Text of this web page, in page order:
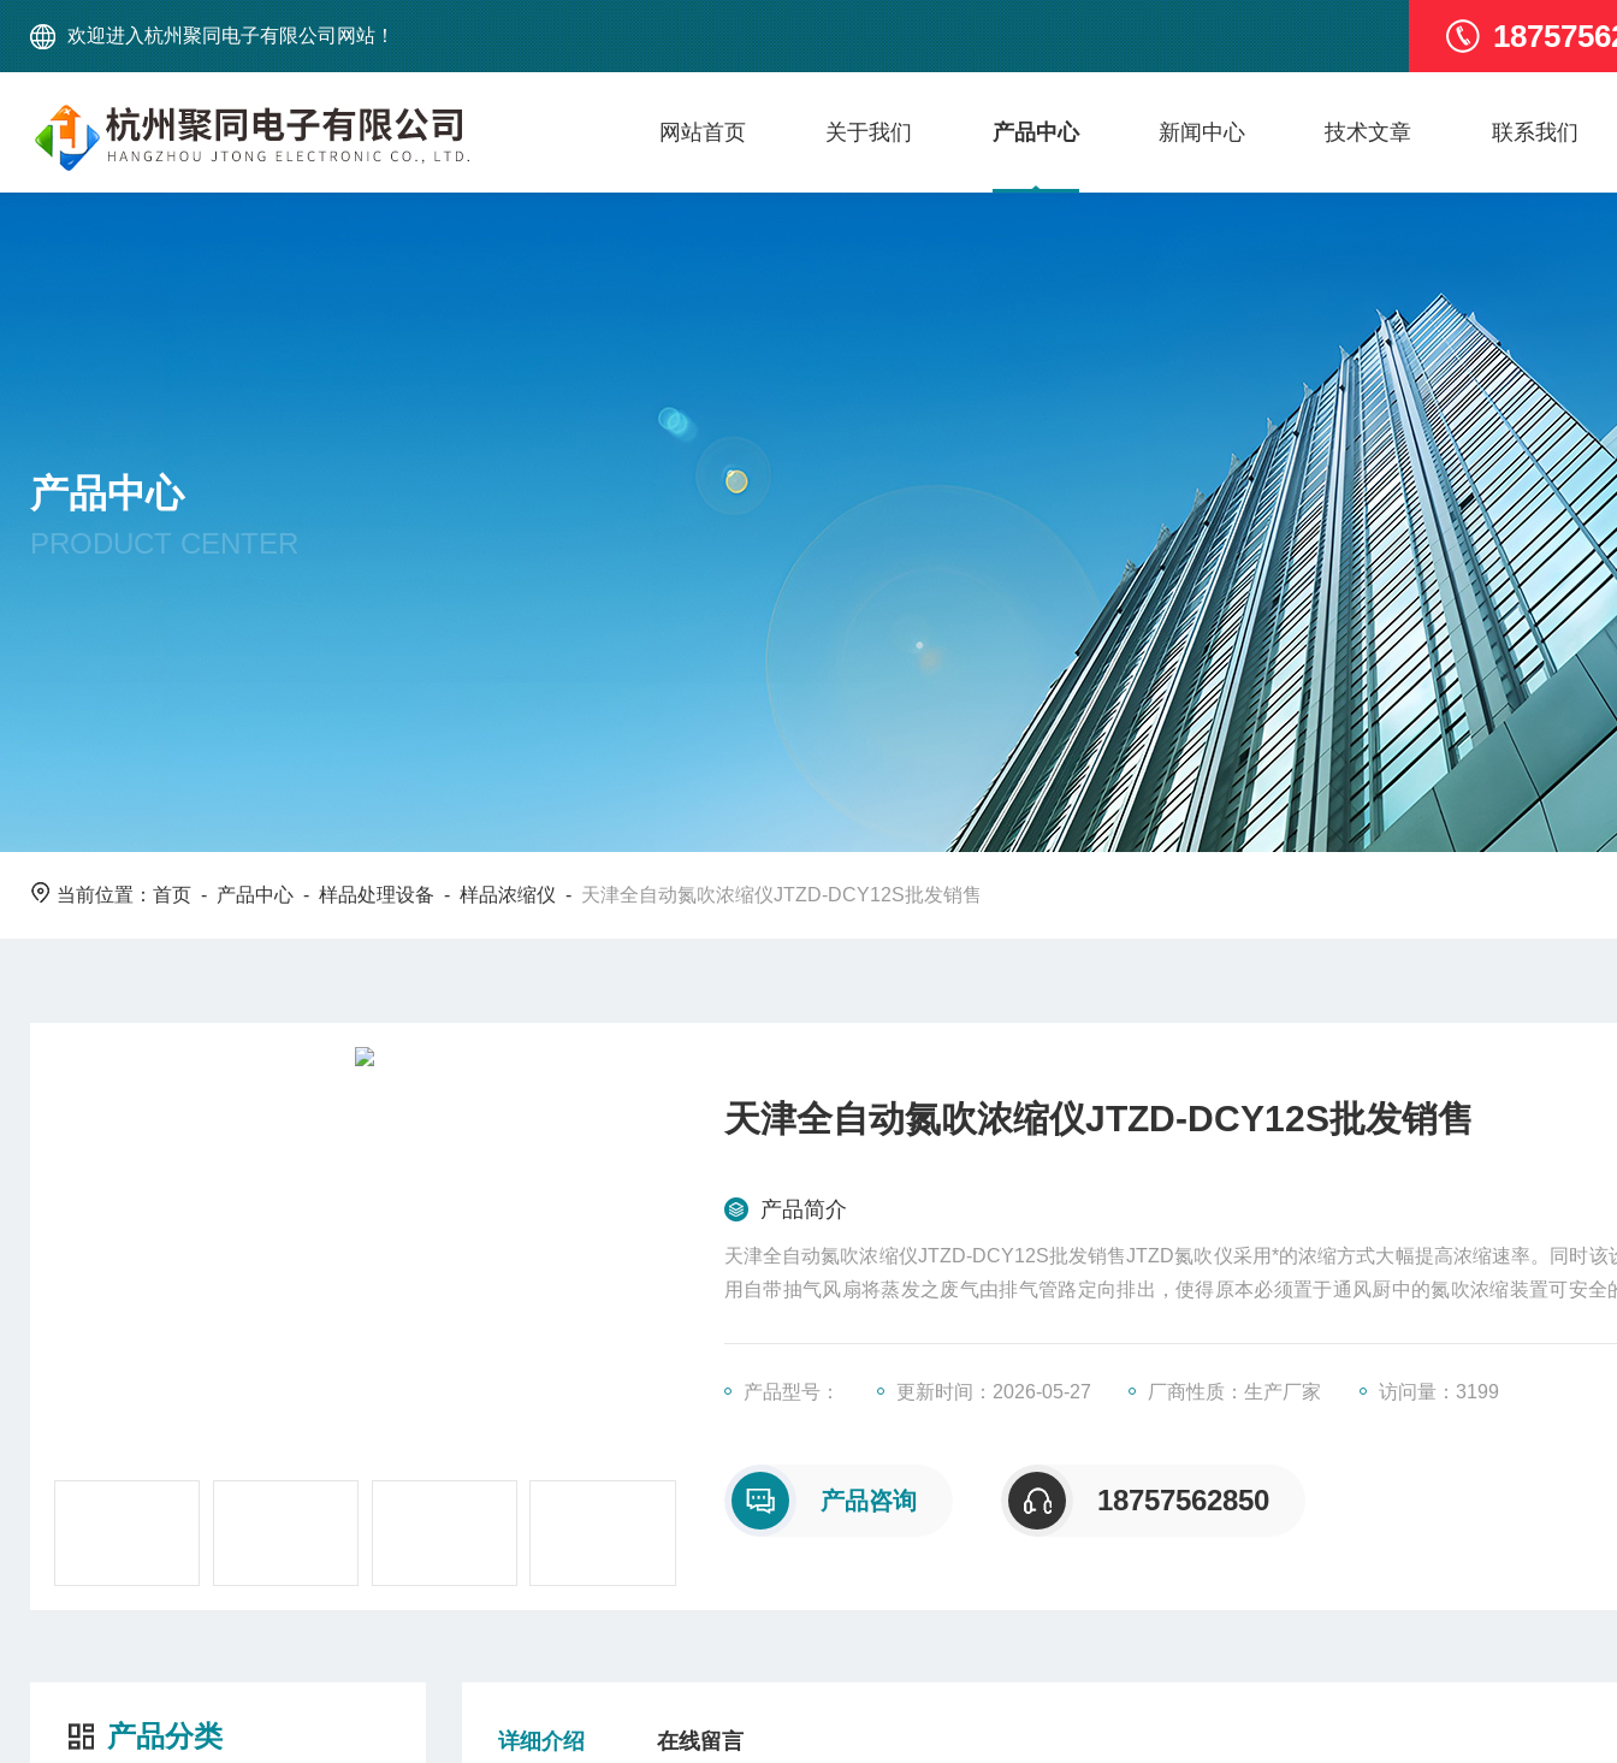
欢迎进入杭州聚同电子有限公司网站！
网站首页 关于我们 产品中心 新闻中心 技术文章 联系我们
产品中心
PRODUCT CENTER
当前位置： 首页 - 产品中心 - 样品处理设备 - 样品浓缩仪 - 天津全自动氮吹浓缩仪JTZD-DCY12S批发销售
天津全自动氮吹浓缩仪JTZD-DCY12S批发销售
产品简介
天津全自动氮吹浓缩仪JTZD-DCY12S批发销售JTZD氮吹仪采用*的浓缩方式大幅提高浓缩速率。同时该
用自带抽气风扇将蒸发之废气由排气管路定向排出，使得原本必须置于通风厨中的氮吹浓缩装置可安全
产品型号：
更新时间：2026-05-27 厂商性质：生产厂家 访问量：3199
产品咨询 18757562850
产品分类 详细介绍 在线留言